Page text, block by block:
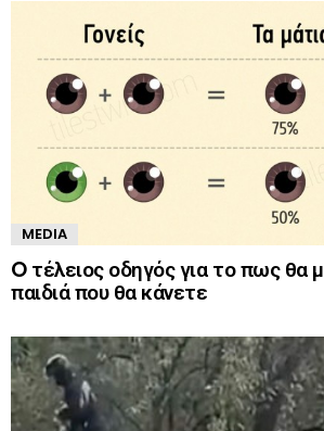
MEDIA
O τέλειος οδηγός για το πως θα
παιδιά που θα κάνετε